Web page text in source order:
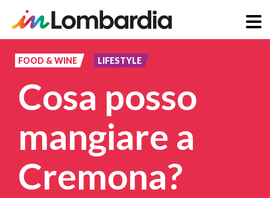
principale
FOOD & WINE LIFESTYLE
Cosa posso
mangiare a
Cremona?